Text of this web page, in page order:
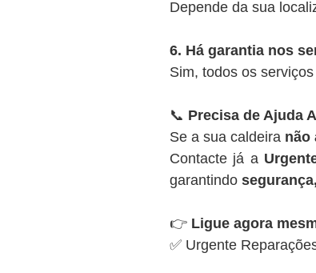
Depende da sua
6. Há garantia nos
Sim, todos os
📞 Precisa de Ajuda
Se a sua caldeira não
Contacte já a
garantindo
👉 Ligue agora
✅ Urgente